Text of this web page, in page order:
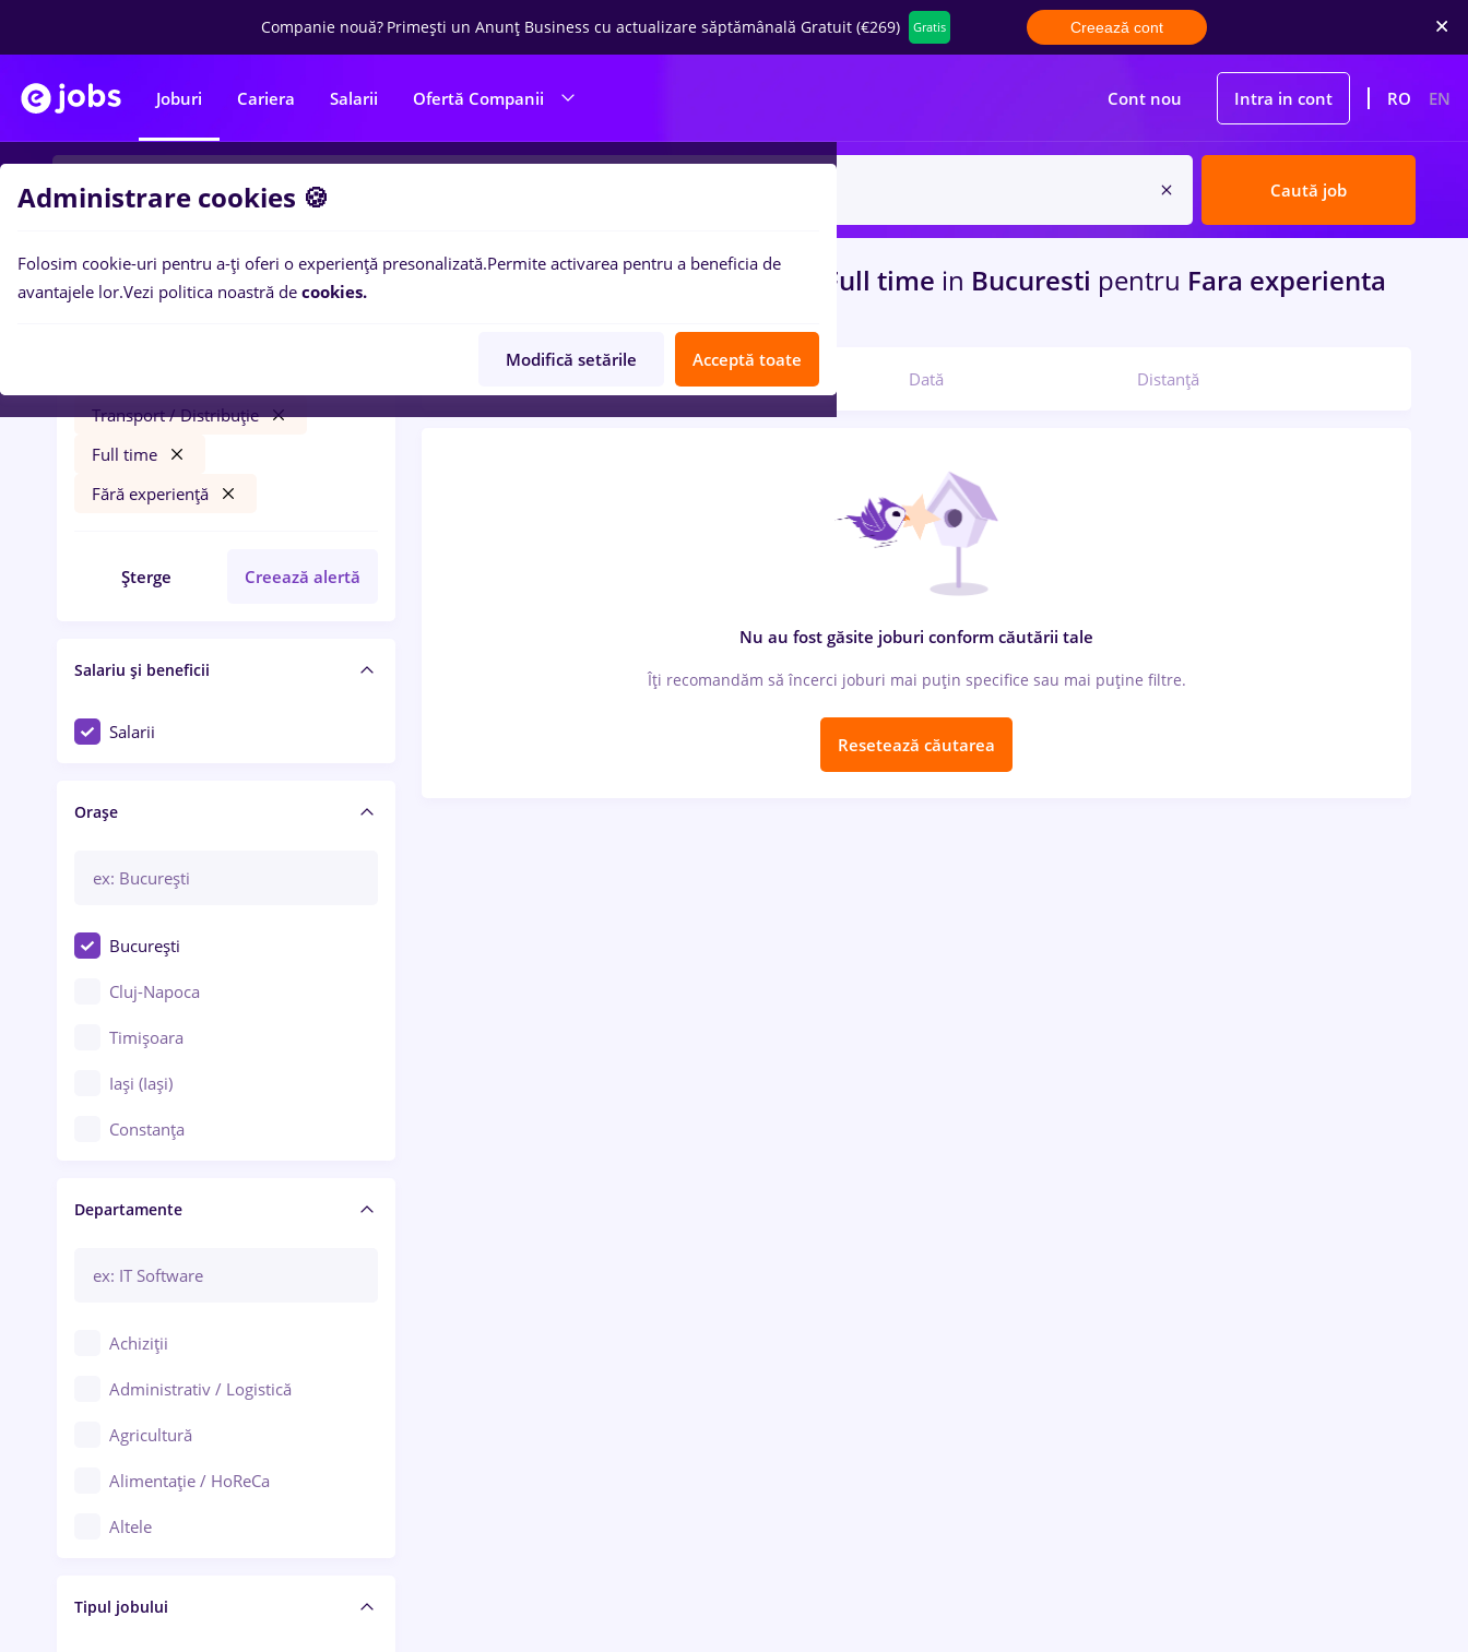
Companie nouă? Primești un Anunț Business cu actualizare săptămânală Gratuit (€269) Gratis Creează cont
Joburi Cariera Salarii Ofertă Companii Cont nou Intra in cont RO EN
Caută job
Filtre
Transport / Distribuție
Full time
Fără experiență
Șterge Creează alertă
Salariu și beneficii
Salarii
Orașe
București
Cluj-Napoca
Timișoara
Iași (Iași)
Constanța
Brașov
Bacău
Galați (Galați)
Ploiești
Departamente
Achiziții
Administrativ / Logistică
Agricultură
Alimentație / HoReCa
Altele
Asigurări
Tipul jobului
0locuri de muncacu salarii veo, Full time in Bucuresti pentru Fara experienta
Relevanță Dată Distanță
Nu au fost găsite joburi conform căutării tale
Îți recomandăm să încerci joburi mai puțin specifice sau mai puține filtre.
Resetează căutarea
Administrare cookies 🍪
Folosim cookie-uri pentru a-ți oferi o experiență presonalizată.Permite activarea pentru a beneficia de
avantajele lor.Vezi politica noastră de cookies.
Modifică setările Acceptă toate